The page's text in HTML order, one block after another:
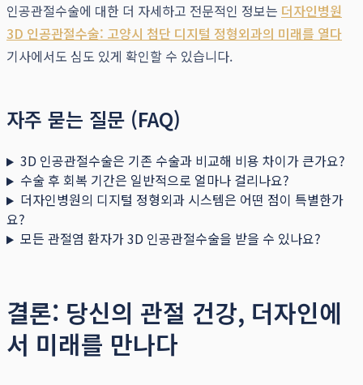
인공관절수술에 대한 더 자세하고 전문적인 정보는 더자인병원
3D 인공관절수술: 고양시 첨단 디지털 정형외과의 미래를 열다
기사에서도 심도 있게 확인할 수 있습니다.
자주 묻는 질문 (FAQ)
3D 인공관절수술은 기존 수술과 비교해 비용 차이가 큰가요?
수술 후 회복 기간은 일반적으로 얼마나 걸리나요?
더자인병원의 디지털 정형외과 시스템은 어떤 점이 특별한가
요?
모든 관절염 환자가 3D 인공관절수술을 받을 수 있나요?
결론: 당신의 관절 건강, 더자인에
서 미래를 만나다